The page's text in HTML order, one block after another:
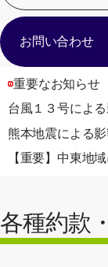
お問い合わせ
重要なお知らせ
台風１３号によ
熊本地震による
【重要】中東地
各種約款